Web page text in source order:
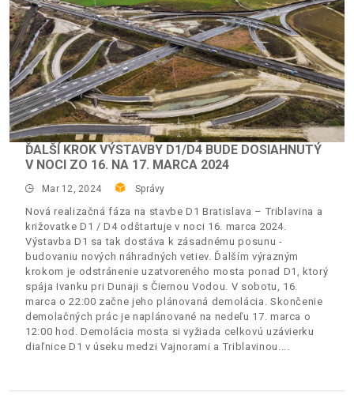
ĎALŠÍ KROK VÝSTAVBY D1/D4 BUDE DOSIAHNUTÝ
V NOCI ZO 16. NA 17. MARCA 2024
Mar 12, 2024 Správy
Nová realizačná fáza na stavbe D1 Bratislava – Triblavina a
križovatke D1 / D4 odštartuje v noci 16. marca 2024.
Výstavba D1 sa tak dostáva k zásadnému posunu -
budovaniu nových náhradných vetiev. Ďalším výrazným
krokom je odstránenie uzatvoreného mosta ponad D1, ktorý
spája Ivanku pri Dunaji s Čiernou Vodou. V sobotu, 16.
marca o 22:00 začne jeho plánovaná demolácia. Skončenie
demolačných prác je naplánované na nedeľu 17. marca o
12:00 hod. Demolácia mosta si vyžiada celkovú uzávierku
diaľnice D1 v úseku medzi Vajnorami a Triblavinou.